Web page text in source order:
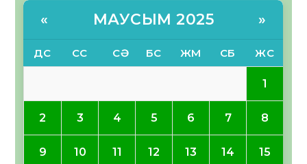
« МАУСЫМ 2025 »
ДС СС СӘ БС ЖМ СБ ЖС
1
2 3 4 5 6 7 8
9 10 11 12 13 14 15